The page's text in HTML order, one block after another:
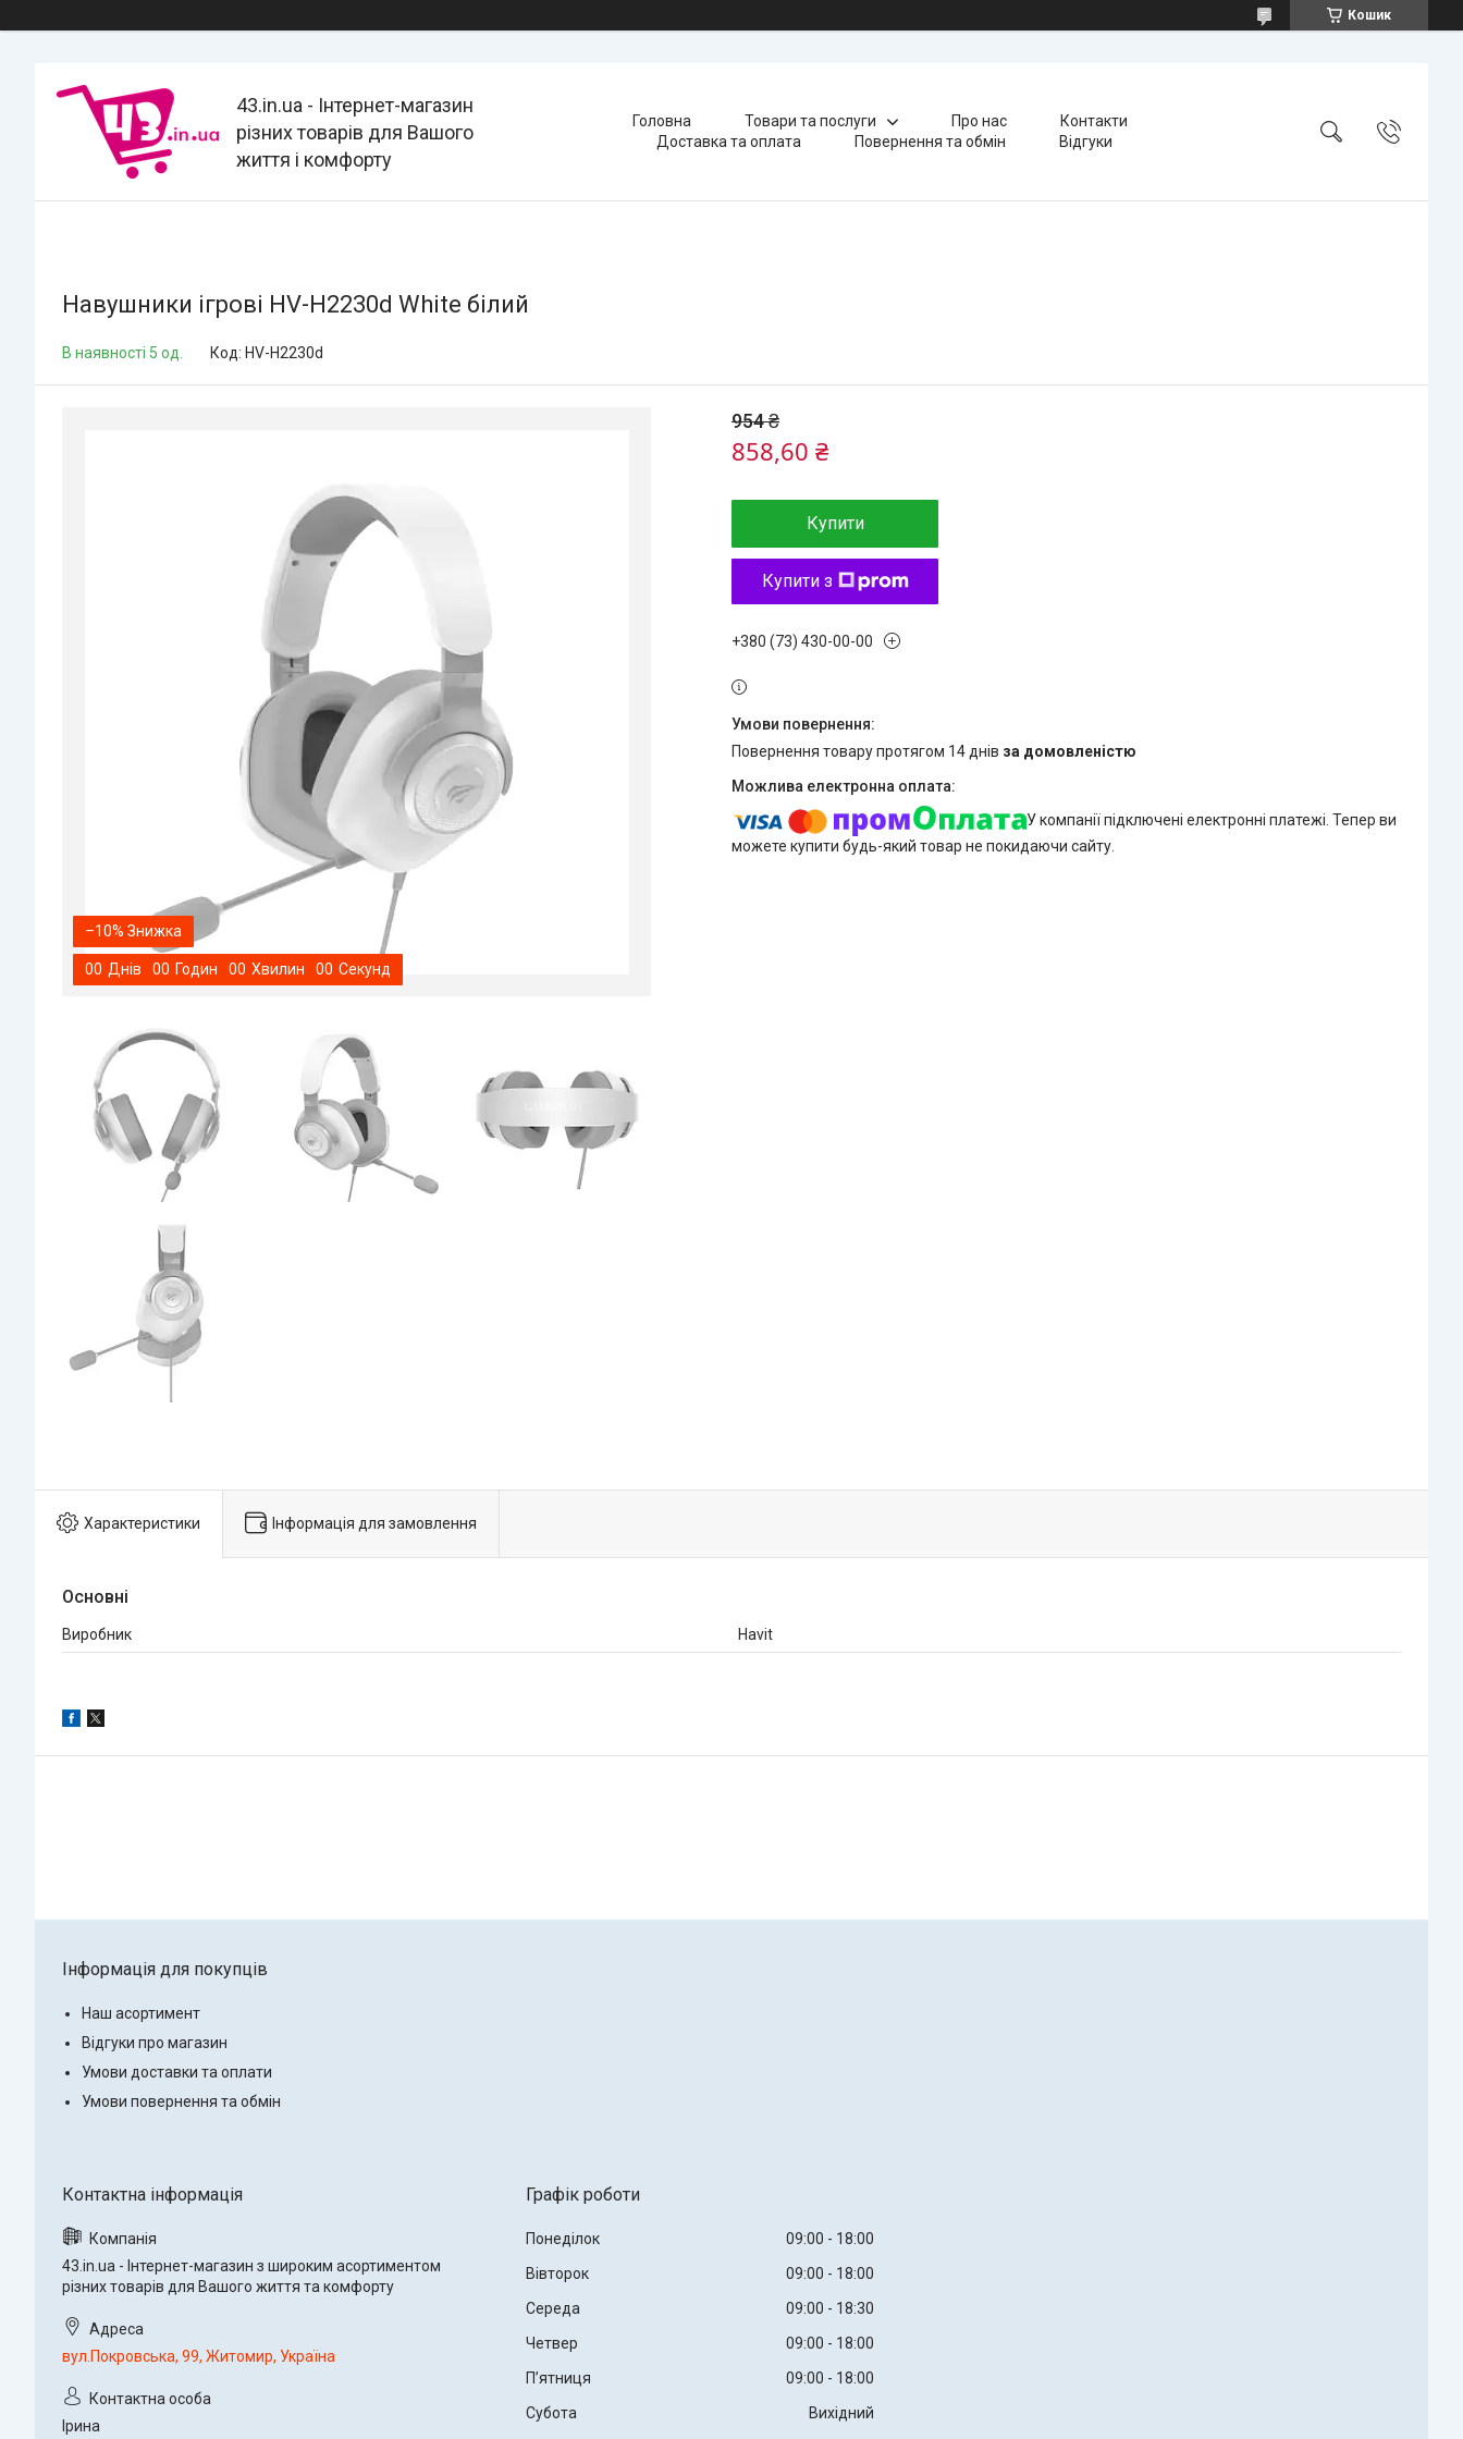
Кошик
43.in.ua - Інтернет-магазин
різних товарів для Вашого
життя і комфорту
Головна Товари та послуги Про нас
Контакти
Доставка та оплата
Повернення та обмін Відгуки
Навушники ігрові HV-H2230d White білий
В наявності 5 од. Код: HV-H2230d
–10%
00 Днів 00 Годин 00 Хвилин 00 Секунд
954 ₴
858,60 ₴
Купити
Купити з
+380 (73) 430-00-00
повернення товару протягом 14 днів за домовленістю
У компанії підключені електронні платежі. Тепер ви
можете купити будь-який товар не покидаючи сайту.
Характеристики Інформація для замовлення
Основні
Виробник Havit
Інформація для покупців
Наш асортимент
Відгуки про магазин
Умови доставки та оплати
Умови повернення та обмін
43.in.ua - Інтернет-магазин з широким асортиментом
різних товарів для Вашого життя та комфорту
вул.Покровська, 99, Житомир, Україна
Ірина
Графік роботи
Понеділок 09:00
18:00
Вівторок
09:00
18:00
Середа
09:00
18:30
Четвер
09:00
18:00
Пʼятниця
09:00
18:00
Субота
Вихідний